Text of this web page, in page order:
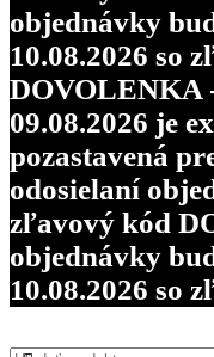
objednávky
10.08.2026 so
DOVOLENKA
09.08.2026 je
pozastavená
odosielaní
zľavový kód
objednávky
10.08.2026 so